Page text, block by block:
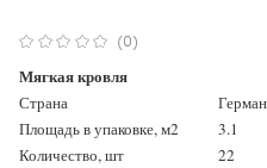
(0)
Страна
Площадь в упаковке, м2
3.1
Количество, шт
22
Мягкая кровля